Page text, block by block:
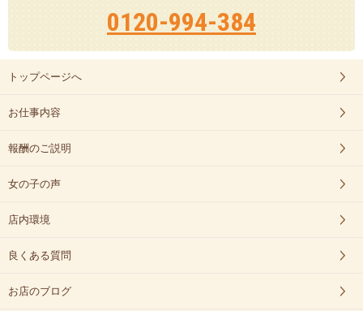
0120-994-384
トップページへ
お仕事内容
報酬のご説明
女の子の声
店内環境
良くある質問
お店のブログ